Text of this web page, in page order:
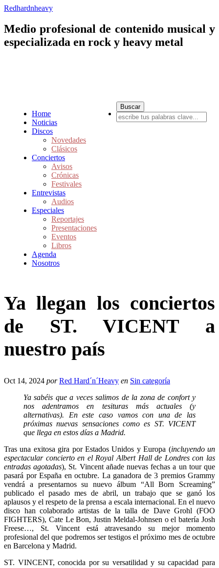
Redhardnheavy
Medio profesional de contenido musical y
especializada en rock y heavy metal
Home
Noticias
Discos
Novedades
Clásicos
Conciertos
Avisos
Crónicas
Festivales
Entrevistas
Audios
Especiales
Reportajes
Presentaciones
Eventos
Libros
Agenda
Nosotros
Ya llegan los conciertos
de ST. VICENT a
nuestro país
Oct 14, 2024 por Red Hard´n´Heavy en Sin categoría
Ya sabéis que a veces salimos de la zona de confort y
nos adentramos en tesituras más actuales (y
alternativas). En este caso vamos con una de las
próximas nuevas sensaciones como es ST. VICENT
que llega en estos días a Madrid.
Tras una exitosa gira por Estados Unidos y Europa (incluyendo un
espectacular concierto en el Royal Albert Hall de Londres con las
entradas agotadas), St. Vincent añade nuevas fechas a un tour que
pasará por España en octubre. La ganadora de 3 premios Grammy
vendrá a presentarnos su nuevo álbum “All Born Screaming”
publicado el pasado mes de abril, un trabajo que se ganó los
aplausos y el respeto de la prensa a escala internacional. En el nuevo
disco han colaborado artistas de la talla de Dave Grohl (FOO
FIGHTERS), Cate Le Bon, Justin Meldal-Johnsen o el batería Josh
Freese…, St. Vincent está atravesando su mejor momento
profesional del que podremos ser testigos el próximo mes de octubre
en Barcelona y Madrid.
ST. VINCENT, conocida por su versatilidad y su capacidad para